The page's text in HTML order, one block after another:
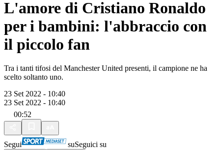
L'amore di Cristiano Ronaldo
per i bambini: l'abbraccio con
il piccolo fan
Tra i tanti tifosi del Manchester United presenti, il campione ne ha
scelto soltanto uno.
23 Set 2022 - 10:40
23 Set 2022 - 10:40
00:52
Segui suSeguici su